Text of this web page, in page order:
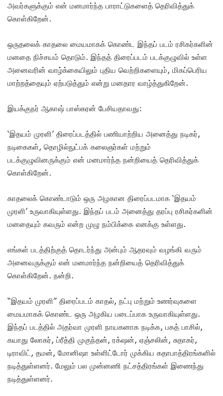
அவர்களுக்கும் என் மனமார்ந்த பாராட்டுகளைத் தெரிவித்துக்
கொள்கிறேன்.
ஒருதலைக் காதலை மையமாகக் கொண்ட இந்தப் படம் ரசிகர்களின்
மனதை நிச்சயம் தொடும். இந்தத் திரைப்படம் படக்குழுவில் உள்ள
அனைவரின் வாழ்க்கையிலும் புதிய வெற்றிகளையும், மிகப்பெரிய
மாற்றத்தையும் ஏற்படுத்தும் என்று மனதார வாழ்த்துகிறேன்.
இயக்குநர் ஆகாஷ் பாஸ்கரன் பேசியதாவது:
‘இதயம் முரளி’ திரைப்படத்தில் பணியாற்றிய அனைத்து நடிகர்,
நடிகைகள், தொழில்நுட்பக் கலைஞர்கள் மற்றும்
படக்குழுவினருக்கும் என் மனமார்ந்த நன்றியைத் தெரிவித்துக்
கொள்கிறேன்.
காதலைக் கொண்டாடும் ஒரு அழகான திரைப்படமாக ‘இதயம்
முரளி’ உருவாகியுள்ளது. இந்தப் படம் அனைத்து தரப்பு ரசிகர்களின்
மனதையும் கவரும் என்ற முழு நம்பிக்கை எனக்கு உள்ளது.
எங்கள் படத்திற்குத் தொடர்ந்து அன்பும் ஆதரவும் வழங்கி வரும்
அனைவருக்கும் என் மனமார்ந்த நன்றியைத் தெரிவித்துக்
கொள்கிறேன். நன்றி.
“இதயம் முரளி” திரைப்படம் காதல், நட்பு மற்றும் உணர்வுகளை
மையமாகக் கொண்ட ஒரு அழகிய படைப்பாக உருவாகியுள்ளது.
இந்தப் படத்தில் அதர்வா முரளி நாயகனாக நடிக்க, பகத் பாசில்,
கயாது லோகர், ப்ரீத்தி முகுந்தன், ரக்‌ஷன், ஏஞ்சலின், சுதாகர்,
டிராவிட், தமன், மோனிஷா உள்ளிட்டோர் முக்கிய கதாபாத்திரங்களில்
நடித்துள்ளனர். மேலும் பல முன்னணி நட்சத்திரங்கள் இணைந்து
நடித்துள்ளனர்.